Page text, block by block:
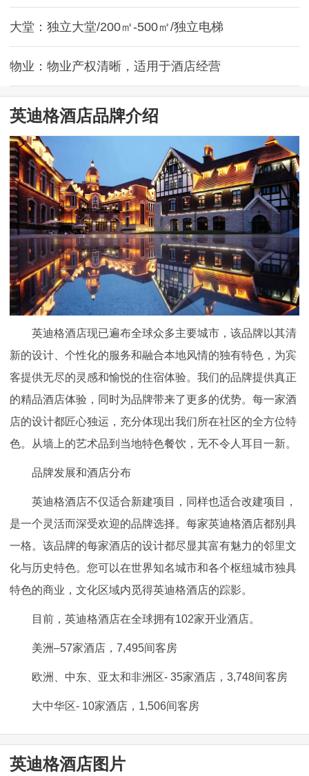
大堂：独立大堂/200㎡-500㎡/独立电梯
物业：物业产权清晰，适用于酒店经营
英迪格酒店品牌介绍
英迪格酒店现已遍布全球众多主要城市，该品牌以其清
新的设计、个性化的服务和融合本地风情的独有特色，为宾
客提供无尽的灵感和愉悦的住宿体验。我们的品牌提供真正
的精品酒店体验，同时为品牌带来了更多的优势。每一家酒
店的设计都匠心独运，充分体现出我们所在社区的全方位特
色。从墙上的艺术品到当地特色餐饮，无不令人耳目一新。
品牌发展和酒店分布
英迪格酒店不仅适合新建项目，同样也适合改建项目，
是一个灵活而深受欢迎的品牌选择。每家英迪格酒店都别具
一格。该品牌的每家酒店的设计都尽显其富有魅力的邻里文
化与历史特色。您可以在世界知名城市和各个枢纽城市独具
特色的商业，文化区域内觅得英迪格酒店的踪影。
目前，英迪格酒店在全球拥有102家开业酒店。
美洲–57家酒店，7,495间客房
欧洲、中东、亚太和非洲区- 35家酒店，3,748间客房
大中华区- 10家酒店，1,506间客房
英迪格酒店图片